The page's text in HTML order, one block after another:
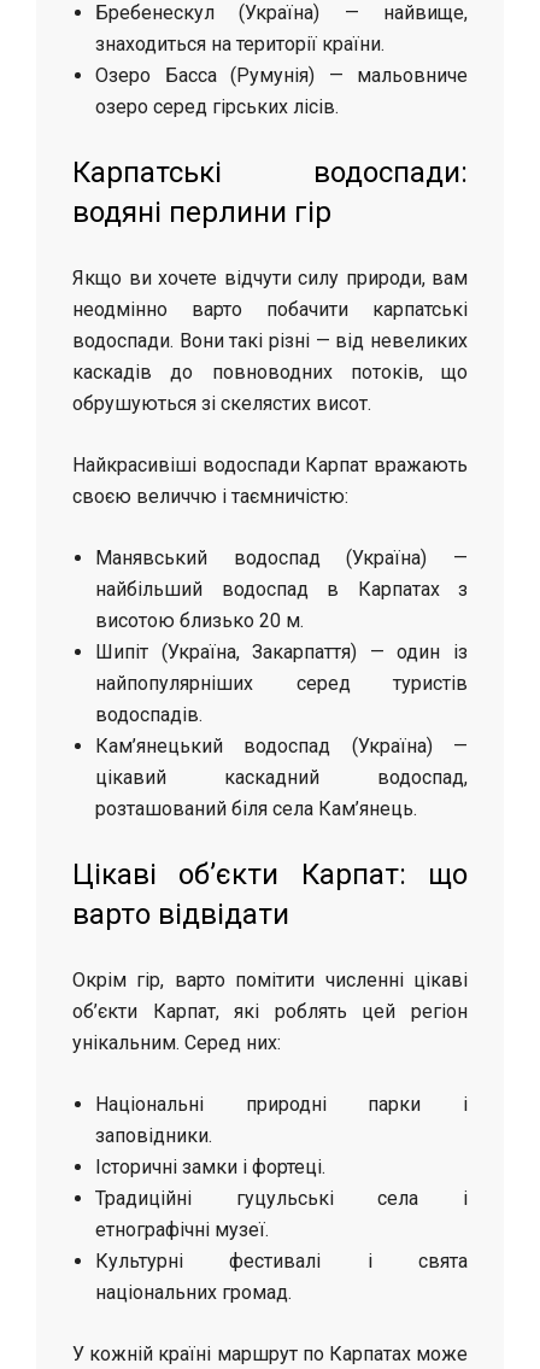
Бребенескул (Україна) — найвище,
знаходиться на території країни.
Озеро Басса (Румунія) — мальовниче
озеро серед гірських лісів.
Карпатські водоспади:
водяні перлини гір
Якщо ви хочете відчути силу природи, вам
неодмінно варто побачити карпатські
водоспади. Вони такі різні — від невеликих
каскадів до повноводних потоків, що
обрушуються зі скелястих висот.
Найкрасивіші водоспади Карпат вражають
своєю величчю і таємничістю:
Манявський водоспад (Україна) —
найбільший водоспад в Карпатах з
висотою близько 20 м.
Шипіт (Україна, Закарпаття) — один із
найпопулярніших серед туристів
водоспадів.
Кам’янецький водоспад (Україна) —
цікавий каскадний водоспад,
розташований біля села Кам’янець.
Цікаві об’єкти Карпат: що
варто відвідати
Окрім гір, варто помітити численні цікаві
об’єкти Карпат, які роблять цей регіон
унікальним. Серед них:
Національні природні парки і
заповідники.
Історичні замки і фортеці.
Традиційні гуцульські села і
етнографічні музеї.
Культурні фестивалі і свята
національних громад.
У кожній країні маршрут по Карпатах може